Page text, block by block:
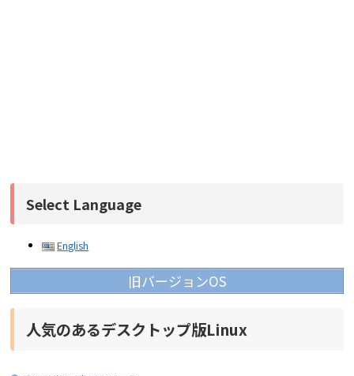
Select Language
English
旧バージョンOS
人気のあるデスクトップ版Linux